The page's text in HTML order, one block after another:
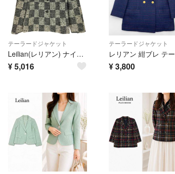
テーラードジャケット
Leilian(レリアン) ナイロン混 ツイード テーラードジャケット アウター
¥5,016
テーラードジャケット
¥3,800